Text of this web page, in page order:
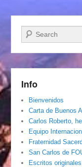
Buscar
Info
Bienvenidos
Carta de Buenos
Carlos Roberto,
Equipo
Fraternidad
San Carlos de
Escritos